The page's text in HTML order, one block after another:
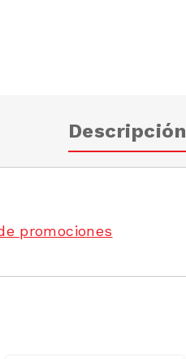
Descripción
promociones